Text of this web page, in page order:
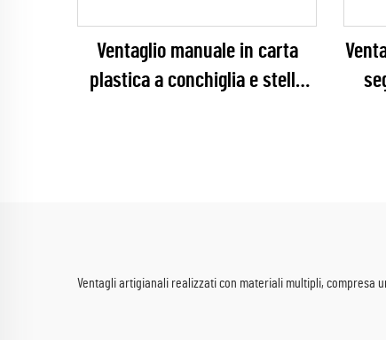
Ventaglio manuale in carta
plastica a conchiglia e stella
Ventagli artigianali realizzati con materiali multipli, compresa